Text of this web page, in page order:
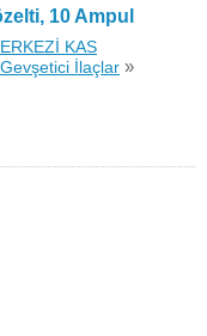
10 Ampul
KAS
İlaçlar »